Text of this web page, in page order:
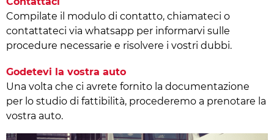
Compilate il modulo di contatto, chiamateci o
contattateci via whatsapp per informarvi sulle
procedure necessarie e risolvere i vostri dubbi.
Godetevi la vostra auto
Una volta che ci avrete fornito la documentazione
per lo studio di fattibilità, procederemo a prenotare la
vostra auto.